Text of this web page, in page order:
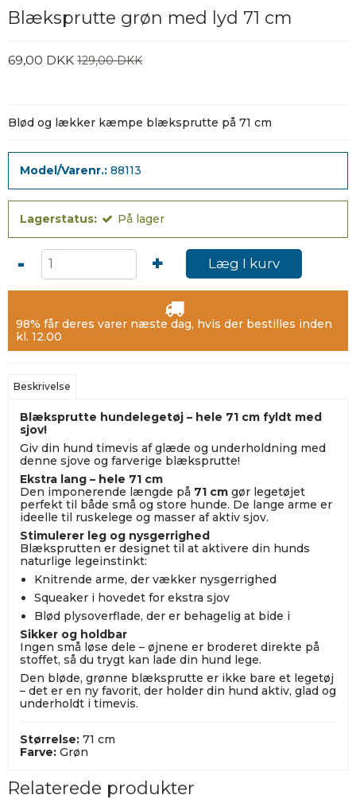
Blæksprutte grøn med lyd 71 cm
69,00 DKK 129,00 DKK
Blød og lækker kæmpe blæksprutte på 71 cm
Model/Varenr.: 88113
Lagerstatus: På lager
- + Læg I kurv
98% får deres varer næste dag, hvis der bestilles inden
kl. 12.00
Beskrivelse
Blæksprutte hundelegetøj – hele 71 cm fyldt med
sjov!
Giv din hund timevis af glæde og underholdning med
denne sjove og farverige blæksprutte!
Ekstra lang – hele 71 cm
Den imponerende længde på 71 cm gør legetøjet
perfekt til både små og store hunde. De lange arme er
ideelle til ruskelege og masser af aktiv sjov.
Stimulerer leg og nysgerrighed
Blæksprutten er designet til at aktivere din hunds
naturlige legeinstinkt:
Knitrende arme, der vækker nysgerrighed
Squeaker i hovedet for ekstra sjov
Blød plysoverflade, der er behagelig at bide i
Sikker og holdbar
Ingen små løse dele – øjnene er broderet direkte på
stoffet, så du trygt kan lade din hund lege.
Den bløde, grønne blæksprutte er ikke bare et legetøj
– det er en ny favorit, der holder din hund aktiv, glad og
underholdt i timevis.
Størrelse: 71 cm
Farve: Grøn
Relaterede produkter